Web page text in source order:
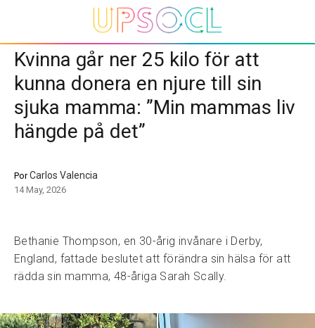
Kvinna går ner 25 kilo för att
kunna donera en njure till sin
sjuka mamma: ”Min mammas liv
hängde på det”
PorCarlos Valencia
14 May, 2026
Bethanie Thompson, en 30-årig invånare i Derby,
England, fattade beslutet att förändra sin hälsa för att
rädda sin mamma, 48-åriga Sarah Scally.